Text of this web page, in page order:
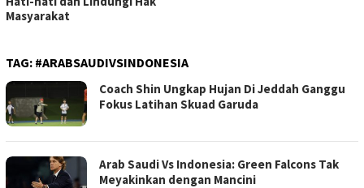
Masyarakat
TAG: #ARABSAUDIVSINDONESIA
Coach Shin Ungkap Hujan Di Jeddah Ganggu
Fokus Latihan Skuad Garuda
Arab Saudi Vs Indonesia: Green Falcons Tak
Meyakinkan dengan Mancini